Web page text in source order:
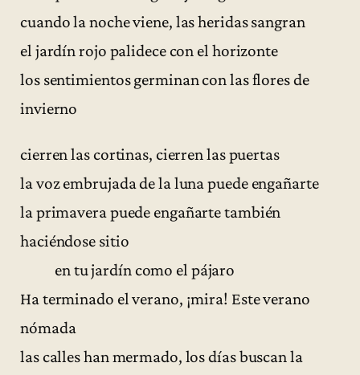
cuando la noche viene, las heridas sangran
el jardín rojo palidece con el horizonte
los sentimientos germinan con las flores de
invierno
cierren las cortinas, cierren las puertas
la voz embrujada de la luna puede engañarte
la primavera puede engañarte también
haciéndose sitio
en tu jardín como el pájaro
Ha terminado el verano, ¡mira! Este verano
nómada
las calles han mermado, los días buscan la